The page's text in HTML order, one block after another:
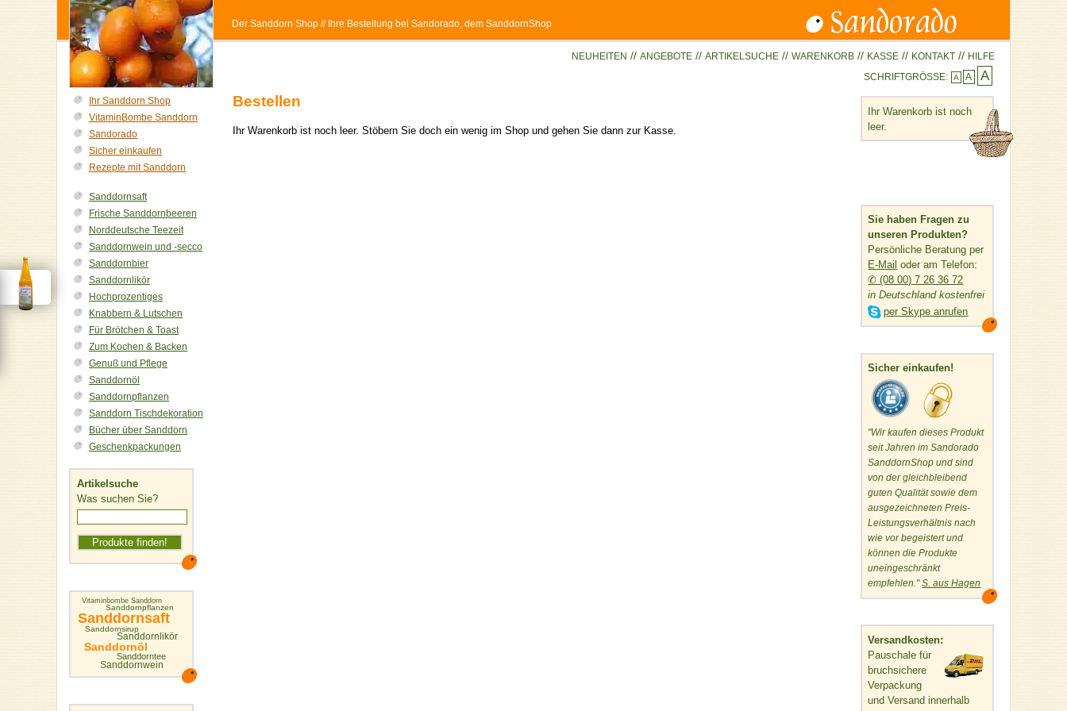
Der Sanddorn Shop // Ihre Bestellung bei Sandorado, dem SanddornShop
NEUHEITEN // ANGEBOTE // ARTIKELSUCHE // WARENKORB // KASSE // KONTAKT // HILFE
Ihr Sanddorn Shop
VitaminBombe Sanddorn
Sandorado
Sicher einkaufen
Rezepte mit Sanddorn
Sanddornsaft
Frische Sanddornbeeren
Norddeutsche Teezeit
Sanddornwein und -secco
Sanddornbier
Sanddornlikör
Hochprozentiges
Knabbern & Lutschen
Für Brötchen & Toast
Zum Kochen & Backen
Genuß und Pflege
Sanddornöl
Sanddornpflanzen
Sanddorn Tischdekoration
Bücher über Sanddorn
Geschenkpackungen
Artikelsuche
Was suchen Sie?
Vitaminbombe Sanddorn
Sanddornpflanzen
Sanddornsaft
Sanddornsirup
Sanddornlikör
Sanddornöl
Sanddorntee
Sanddornwein
SCHRIFTGRÖSSE: A A A
Ihr Warenkorb ist noch
leer.
Sie haben Fragen zu
unseren Produkten?
Persönliche Beratung per
E-Mail oder am Telefon:
✆ (08 00) 7 26 36 72
in Deutschland kostenfrei
 per Skype anrufen
Sicher einkaufen!
"Wir kaufen dieses Produkt
seit Jahren im Sandorado
SanddornShop und sind
von der gleichbleibend
guten Qualität sowie dem
ausgezeichneten Preis-
Leistungsverhältnis nach
wie vor begeistert und
können die Produkte
uneingeschränkt
empfehlen."S. aus Hagen
Versandkosten:
Pauschale für
bruchsichere
Verpackung
und Versand innerhalb
Bestellen
Ihr Warenkorb ist noch leer. Stöbern Sie doch ein wenig im Shop und gehen Sie dann zur Kasse.